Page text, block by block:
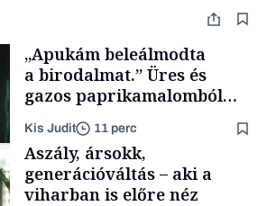
„Apukám beleálmodta
a birodalmat.” Üres és
gazos paprikamalomból
fűszersztori
Kis Judit 11 perc
Aszály, ársokk,
generációváltás – aki a
viharban is előre néz